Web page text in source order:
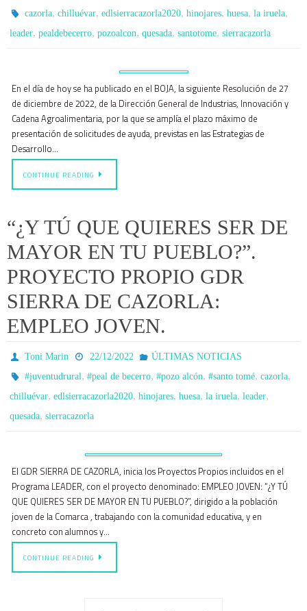
cazorla,chilluévar,edlsierracazorla2020,hinojares,huesa,la iruela,
leader, pealdebecerro, pozoalcon, quesada, santotome, sierracazorla
En el día de hoy se ha publicado en el BOJA, la siguiente Resolución de 27
de diciembre de 2022, de la Dirección General de Industrias, Innovación y
Cadena Agroalimentaria, por la que se amplía el plazo máximo de
presentación de solicitudes de ayuda, previstas en las Estrategias de
Desarrollo…
CONTINUE READING
“¿Y TÚ QUE QUIERES SER DE
MAYOR EN TU PUEBLO?”.
PROYECTO PROPIO GDR
SIERRA DE CAZORLA:
EMPLEO JOVEN.
Toni Marin 22/12/2022
ÚLTIMAS NOTICIAS
#juventudrural,#peal de becerro,#pozo alcón,#santo tomé,cazorla,
chilluévar, edlsierracazorla2020, hinojares, huesa, la iruela, leader,
quesada, sierracazorla
El GDR SIERRA DE CAZORLA, inicia los Proyectos Propios incluidos en el
Programa LEADER, con el proyecto denominado: EMPLEO JOVEN: “¿Y TÚ
QUE QUIERES SER DE MAYOR EN TU PUEBLO?”, dirigido a la población
joven de la Comarca , trabajando con la comunidad educativa, y en
concreto con alumnos y…
CONTINUE READING